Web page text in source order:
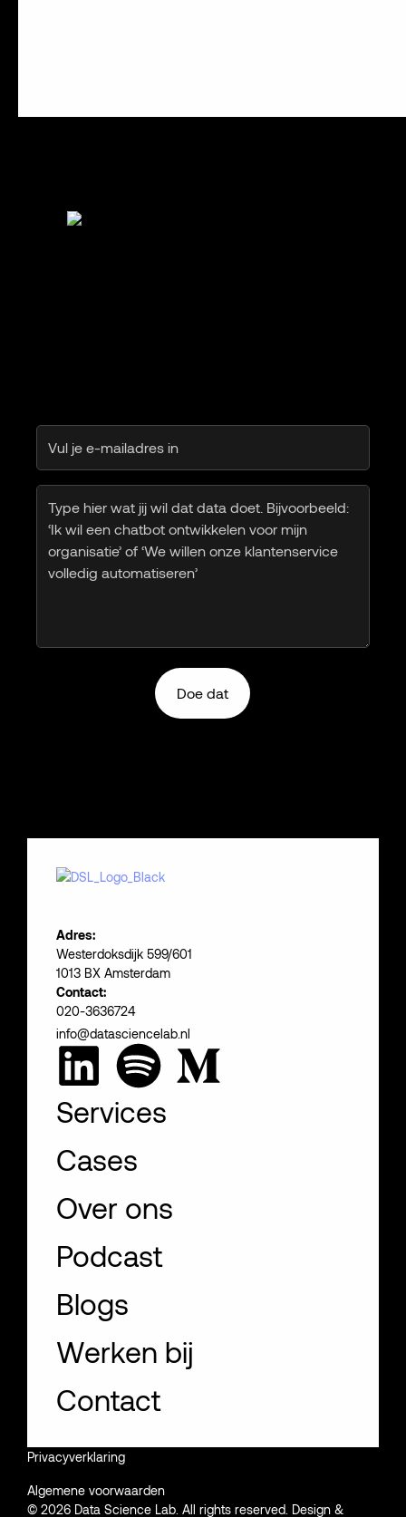
Email
(Vereist)
Vraag
Adres:
Westerdoksdijk 599/601
1013 BX Amsterdam
Contact:
020-3636724
info@datasciencelab.nl
Services
Cases
Over ons
Podcast
Blogs
Werken bij
Contact
© 2026 Data Science Lab. All rights reserved. Design &
Privacyverklaring
Algemene voorwaarden
NL EN